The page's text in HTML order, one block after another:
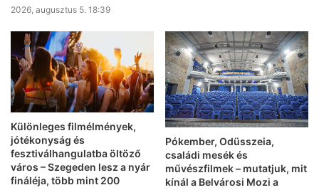
2026, augusztus 5. 18:39
Különleges filmélmények,
jótékonyság és
fesztiválhangulatba öltöző
város – Szegeden lesz a nyár
fináléja, több mint 200
Pókember, Odüsszeia,
családi mesék és
művészfilmek – mutatjuk, mit
kínál a Belvárosi Mozi a